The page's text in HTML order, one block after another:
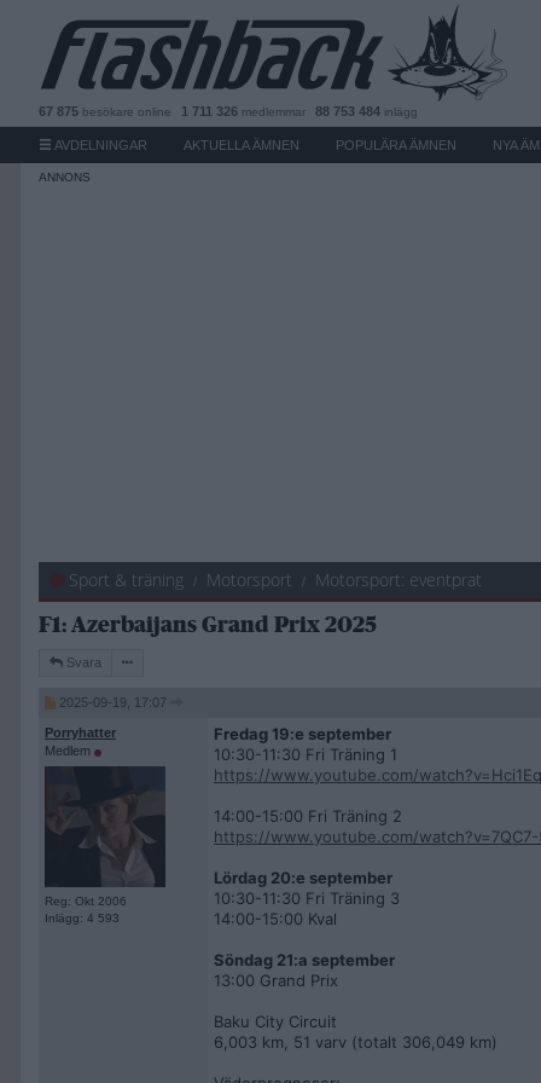
67 875 besökare online 1 711 326 medlemmar 88 753 484 inlägg
AVDELNINGAR AKTUELLA ÄMNEN POPULÄRA ÄMNEN NYA
Sport & träning Motorsport Motorsport: eventprat
F1: Azerbaijans Grand Prix 2025
Svara
2025-09-19, 17:07
Porryhatter
Medlem
Reg: Okt 2006
Inlägg: 4 593
Fredag 19:e september
10:30-11:30 Fri Träning 1
https://www.youtube.com/
14:00-15:00 Fri Träning 2
https://www.youtube.com/watch?v=7QC7-
Lördag 20:e september
10:30-11:30 Fri Träning 3
14:00-15:00 Kval
Söndag 21:a september
13:00 Grand Prix
Baku City Circuit
6,003 km, 51 varv (totalt 306,049 km)